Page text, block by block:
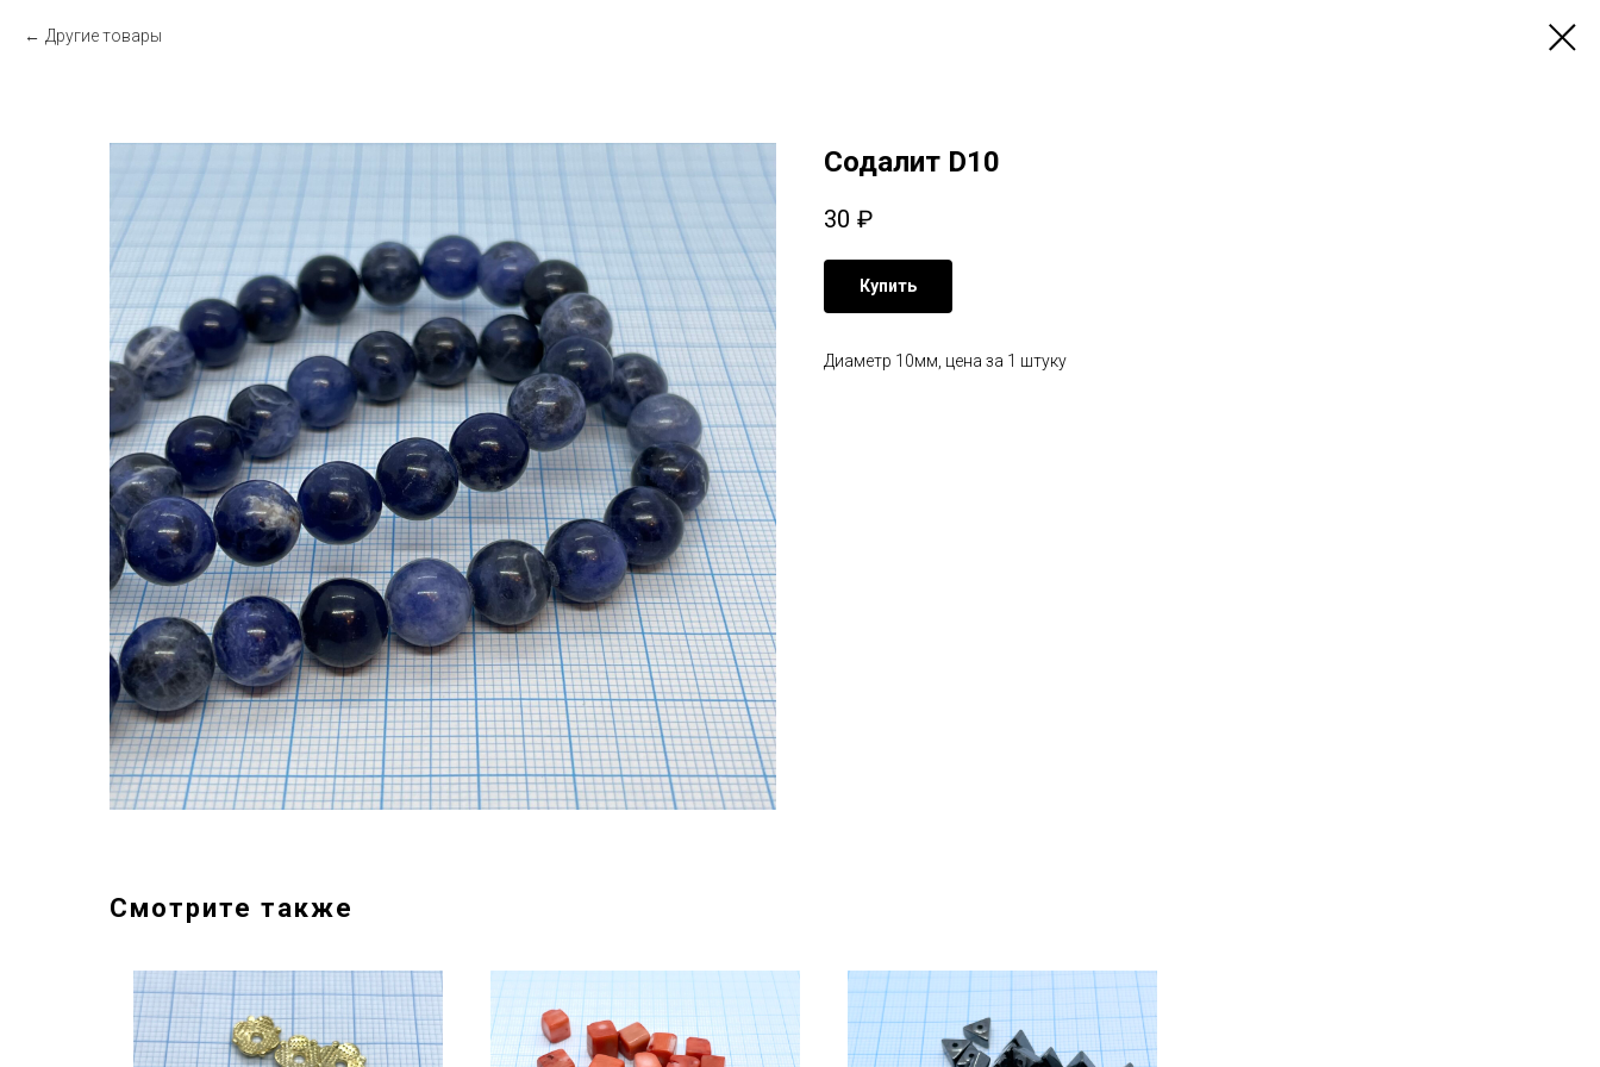
Другие товары
Содалит D10
30 ₽
Купить
Диаметр 10мм, цена за 1 штуку
Смотрите также